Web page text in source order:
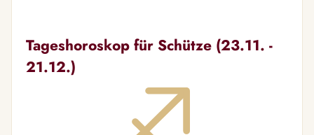
Tageshoroskop für Schütze (23.11. -
21.12.)